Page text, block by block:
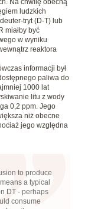
Na chwilę obecną
ludzkich
tryt (D-T) lub
miałby być
w wyniku
reaktora
informacji był
paliwa do
1000 lat
litu z wody
0,2 ppm. Jego
niż obecne
jego względna
to produce
a typical
DT - perhaps
consume